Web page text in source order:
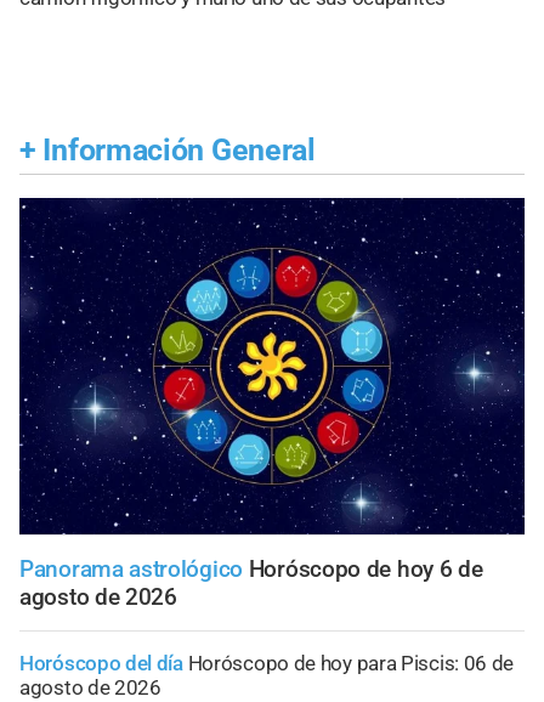
+ Información General
Panorama astrológico Horóscopo de hoy 6 de
agosto de 2026
Horóscopo del día Horóscopo de hoy para Piscis: 06 de
agosto de 2026